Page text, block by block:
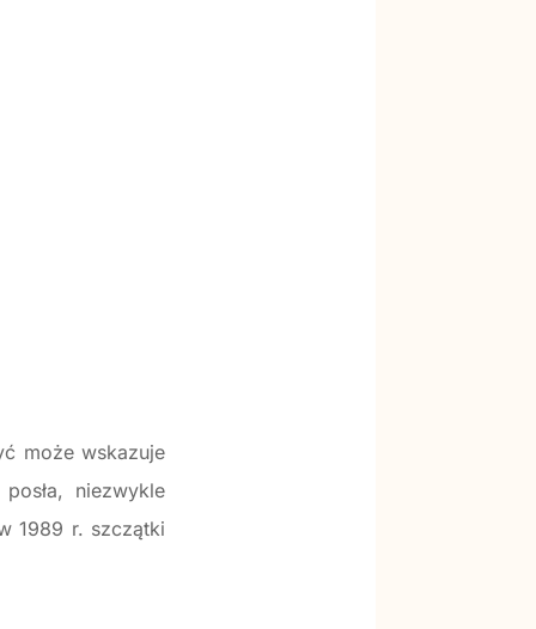
może wskazuje
niezwykle
1989 r. szczątki